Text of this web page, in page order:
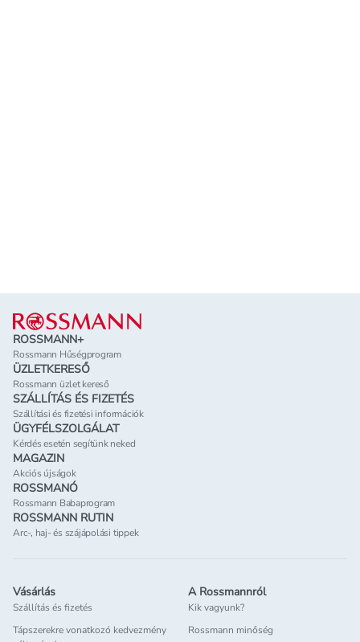
Lábléc
ROSSMANN+
Rossmann Hűségprogram
ÜZLETKERESŐ
Rossmann üzlet kereső
SZÁLLÍTÁS ÉS FIZETÉS
Szállítási és fizetési információk
ÜGYFÉLSZOLGÁLAT
Kérdés esetén segítünk neked
MAGAZIN
Akciós újságok
ROSSMANÓ
Rossmann Babaprogram
ROSSMANN RUTIN
Arc-, haj- és szájápolási tippek
Vásárlás
Szállítás és fizetés
Tápszerekre vonatkozó kedvezmény
A Rossmannról
Kik vagyunk?
Rossmann minőség